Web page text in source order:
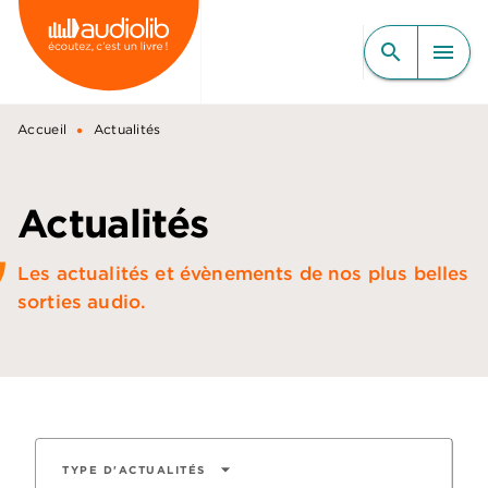
MENU RECHERCHE
CONTENU
PIED DE PAGE
search menu
Accueil • Actualités
Actualités
Les actualités et évènements de nos plus belles
sorties audio.
TYPE D'ACTUALITÉS arrow_drop_down